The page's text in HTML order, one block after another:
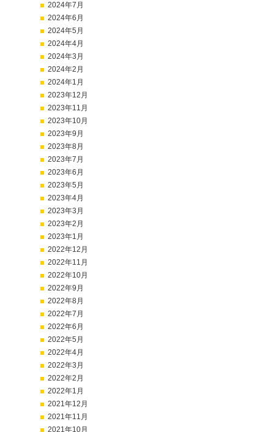
2024年7月
2024年6月
2024年5月
2024年4月
2024年3月
2024年2月
2024年1月
2023年12月
2023年11月
2023年10月
2023年9月
2023年8月
2023年7月
2023年6月
2023年5月
2023年4月
2023年3月
2023年2月
2023年1月
2022年12月
2022年11月
2022年10月
2022年9月
2022年8月
2022年7月
2022年6月
2022年5月
2022年4月
2022年3月
2022年2月
2022年1月
2021年12月
2021年11月
2021年10月